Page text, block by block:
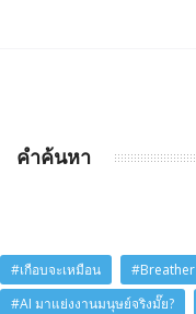
คำค้นหา
#เกือบจะเหมือน #Breather
#AI มาแย่งงานมนุษย์จริงมั๊ย?